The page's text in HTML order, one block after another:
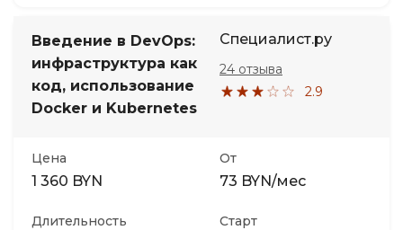
Введение в DevOps:
инфраструктура как
код, использование
Docker и Kubernetes
Специалист.ру
2.9
24 отзыва
Цена
1 360 BYN
От
73 BYN/мес
Длительность Старт